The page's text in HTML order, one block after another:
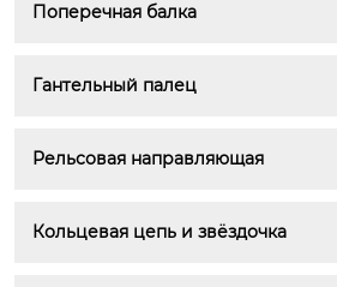
Поперечная балка
Гантельный палец
Рельсовая направляющая
Кольцевая цепь и звёздочка